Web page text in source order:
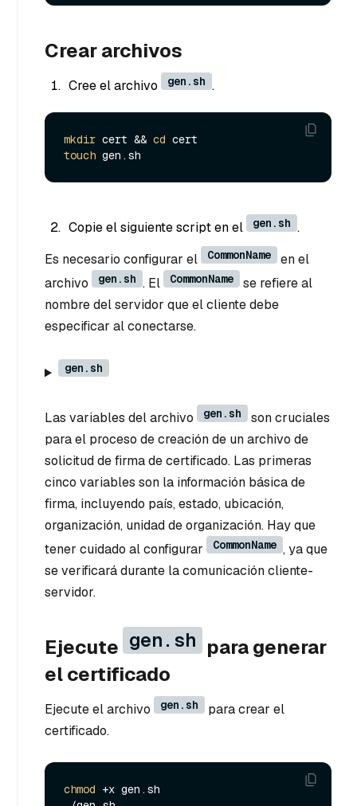
Crear archivos
Cree el archivo gen.sh .
mkdir cert && cd
touch
Copie el siguiente script en el gen.sh .
Es necesario configurar el
CommonName
en el
archivo
gen.sh . El CommonName
se refiere al
nombre del servidor que el cliente debe
especificar al conectarse.
gen.sh
Las variables del archivo gen.sh
son cruciales
para el proceso de creación de un archivo de
solicitud de firma de certificado. Las primeras
cinco variables son la información básica de
firma, incluyendo país, estado, ubicación,
organización, unidad de organización. Hay que
tener cuidado al configurar
CommonName , ya que
se verificará durante la comunicación cliente-
servidor.
Ejecute gen.sh para generar
el certificado
Ejecute el archivo gen.sh
para crear el
certificado.
chmod +x gen.sh